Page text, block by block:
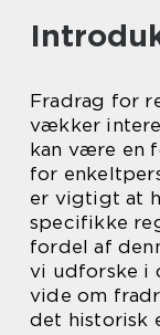
Fradrag for
vækker
kan være en
for
er vigtigt at
specifikke
fordel af
vi udforske i
vide om
det historisk